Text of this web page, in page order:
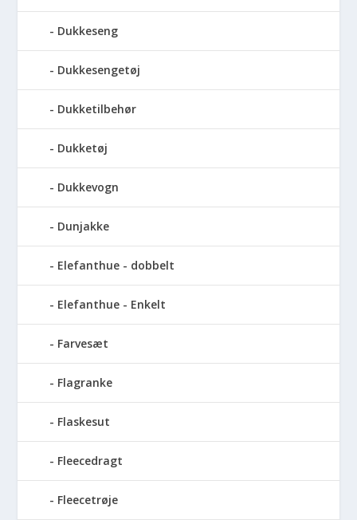
Dukkeseng
Dukkesengetøj
Dukketilbehør
Dukketøj
Dukkevogn
Dunjakke
Elefanthue - dobbelt
Elefanthue - Enkelt
Farvesæt
Flagranke
Flaskesut
Fleecedragt
Fleecetrøje